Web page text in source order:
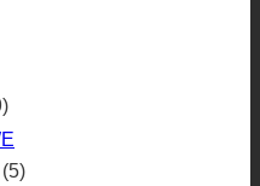
(5)